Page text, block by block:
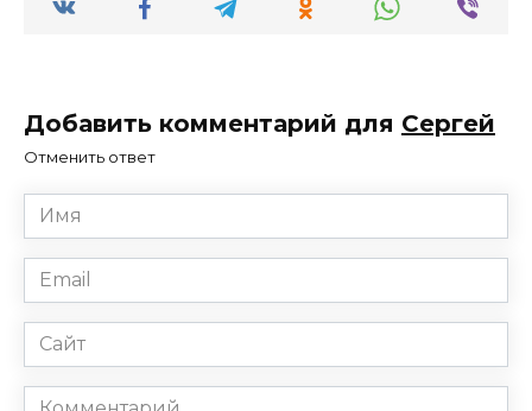
Добавить комментарий для Сергей
Отменить ответ
Имя
*
Email
*
Сайт
Комментарий